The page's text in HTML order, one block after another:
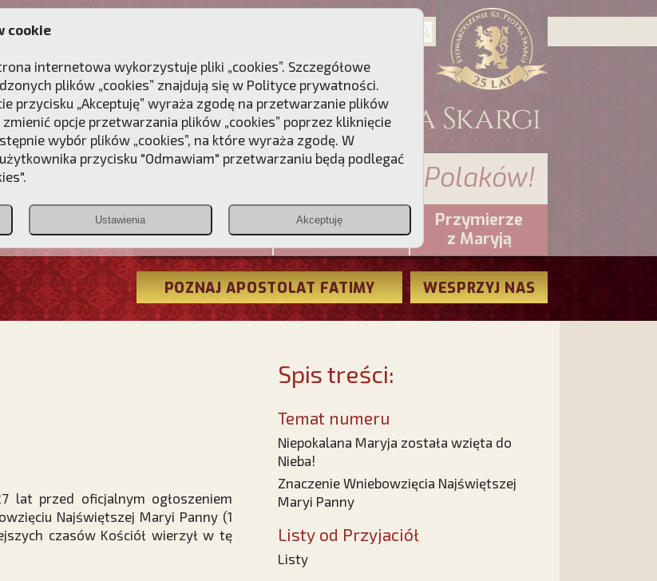
DUSZY
Przebudźmy sumienia Polaków!
Christiana
PCh24.pl
Przymierze
z Maryją
POZNAJ APOSTOLAT FATIMY WESPRZYJ NAS
lat przed oficjalnym ogłoszeniem
Najświętszej Maryi Panny (1
czasów Kościół wierzył w tę
Spis treści:
Temat numeru
Niepokalana Maryja została wzięta do
Nieba!
Znaczenie Wniebowzięcia Najświętszej
Maryi Panny
Listy od Przyjaciół
Listy
cookie
internetowa wykorzystuje pliki „cookies”. Szczegółowe
plików „cookies” znajdują się w Polityce prywatności.
przycisku „Akceptuję” wyraża zgodę na przetwarzanie plików
zmienić opcje przetwarzania plików „cookies” poprzez kliknięcie
wybór plików „cookies”, na które wyraża zgodę. W
przycisku "Odmawiam" przetwarzaniu będą podlegać
Ustawienia Akceptuję